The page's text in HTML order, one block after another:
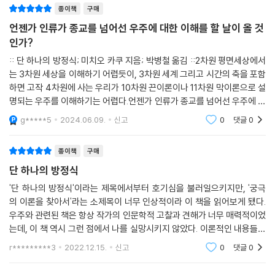
--- p.163
1900년대 초에 아인슈타인은 물리학을 떠받치는 두 개의 기둥(뉴턴의 중
력이론과 맥스웰의 전자기학)이 서로 상충된다는 사실을 발견하고 거의 1
0년 동안 해결책을 모색한 끝에 일반상대성이론을 완성했다. 이로써 뉴턴
의 고전역학은 근 250년 만에 물리학의 무대에서 퇴출되었고, 20세기의
위대한 과학혁명이 본격적으로 시작되었다.
지금도 이와 비슷한 역사가 반복되는 중이다. 한편에는 블랙홀과 빅뱅, 우
이론)이 있고, 다른 한편에는 미시세계에서 아원자입자의 거동을 서술하
는 양자이론이 있다. 문제는 이들이 각기 다른 원리와 다른 수학, 그리고 다
른 철학에 기초하고 있어서 전혀 친하지 않다는 점이다.
--- p.194
아무리 생각해도 자연의 모든 상수는 생명체가 존재할 수 있도록 정교하게
세팅된 것 같다. 어떻게 그럴 수 있을까? 미국의 물리학자 프리먼 다이슨은
‘우주는 마치 우리가 등장할 것을 처음부터 예견했던 것 같다’고 했다. 핵력
여하는 힘이다. 지구의 내부가 뜨거운 이유는 그곳에서 방사성붕괴가 일어
나고 있기 때문이다. 그러므로 화산폭발과 지진을 일으키는 막대한 에너지
의 원천은 약력이라고 할 수 있다. 4) 중력―아인슈타인의 일반상대성이
론으로 설명되는 중력은 지구를 비롯한 행성들이 공전궤도를 이탈하지 않
도록 잡아두고 은하의 형태를 유지시키는 힘이다. 이 힘들의 특성이 하나
씩 밝혀질 때마다 자연은 조금씩 베일을 벗었으며, 문명사회는 대대적인
과학혁명을 겪으면서 인류의 삶과 문명은 커다란 변화를 겪어왔다. 이론물
리학의 최대 과제는 이 네 가지 힘을 하나로 통일하는 ‘모든 것의 이론’을
찾는 것으로, 아인슈타인이 말년에 몰두했던 문제도 바로 이것이었다. 과
자기이론과 강력을 통일해 ‘표준모형’을 제시했지만 중력만은 아무리 해도
합칠 수 없었다. 미치오 카쿠는 ‘통일 이론’을 중심으로 이론물리학의 간략
한 역사를 돌아본 뒤, 양자역학(표준모형)과 상대성이론(중력)을 통일할
수 있는 이론으로 ‘끈이론’을 제시한다. 저자는 끈이론이 ‘화려한 전성기를
보낸 후 막다른 길에 놓인 상태’임을 인정하면서도, 끈이론에 대한 비관론
은 오해에서 비롯되었다고 이야기하며 “이론에 대한 증거는 초대형 입자
가속기에서 나오는 것이 아니라, 누군가가 이론의 수학 체계를 완성했을
종이책 구매
언젠가 인류가 종교를 넘어선 우주에 대한 이해를 할 날이 올 것
인가?
:: 단 하나의 방정식; 미치오 카쿠 지음; 박병철 옮김 ::2차원 평면세상에서
는 3차원 세상을 이해하기 어렵듯이, 3차원 세계 그리고 시간의 축을 포함
하면 고작 4차원에 사는 우리가 10차원 끈이론이나 11차원 막이론으로 설
명되는 우주를 이해하기는 어렵다.언젠가 인류가 종교를 넘어선 우주에 대
한 이해를 할 날이 올것인가?이 책보다 좀 더 자세한 이야기는 ＜초공간＞
으로 해소될 것
g*****5 2024.06.09. 신고 0 댓글0
종이책 구매
단 하나의 방정식
'단 하나의 방정식'이라는 제목에서부터 호기심을 불러일으키지만, '궁극
의 이론을 찾아서'라는 소제목이 너무 인상적이라 이 책을 읽어보게 됐다.
우주와 관련된 책은 항상 작가의 인문학적 고찰과 견해가 너무 매력적이었
는데, 이 책 역시 그런 점에서 나를 실망시키지 않았다. 이론적인 내용들도
아주 인상깊었기에 흥미롭게 읽었지만, 솔직히 쉽게 읽히는 책은 아니었
r*********3 2022.12.15. 신고 0 댓글0